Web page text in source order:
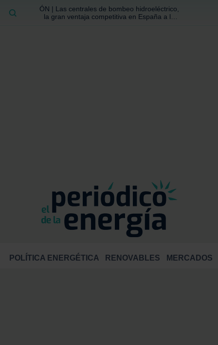
ÓN | Las centrales de bombeo hidroeléctrico,
la gran ventaja competitiva en España a la
POLÍTICA ENERGÉTICA RENOVABLES MERCADOS
BUSCAR